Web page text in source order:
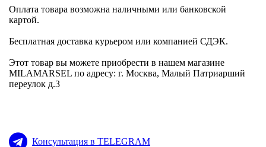
Оплата товара возможна наличными или банковской
картой.
Бесплатная доставка курьером или компанией СДЭК.
Этот товар вы можете приобрести в нашем магазине
MILAMARSEL по адресу: г. Москва, Малый Патриарший
переулок д.3
Консультация в TELEGRAM